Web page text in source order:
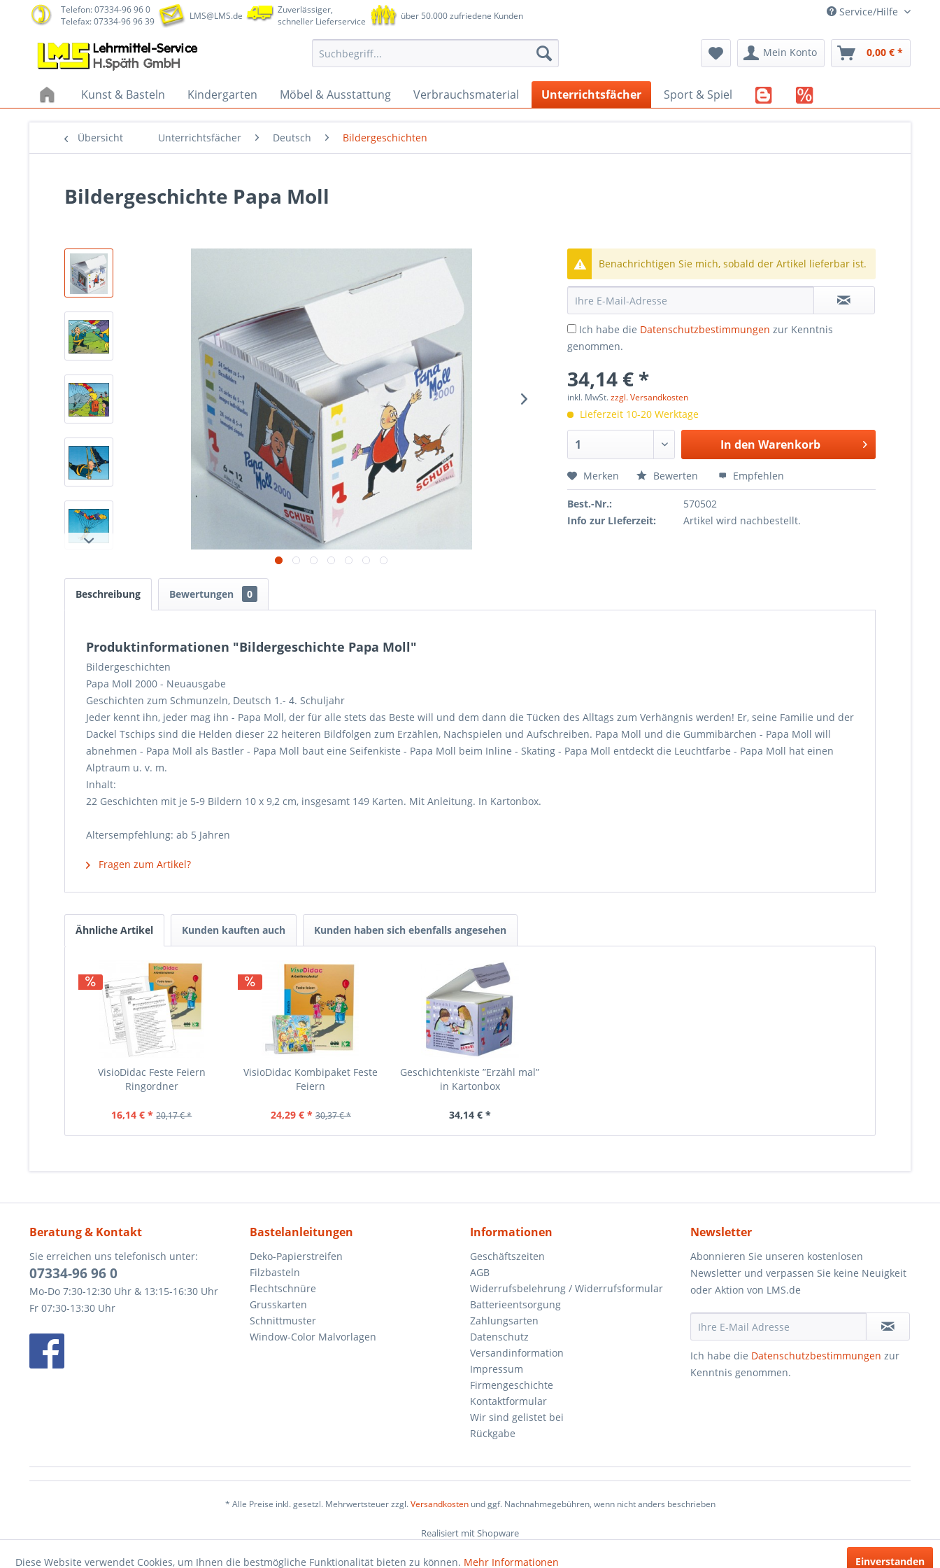
Telefon: 07334-96 96 0
Telefax: 07334-96 96 39
LMS@LMS.de
Zuverlässiger,
schneller Lieferservice
über 50.000 zufriedene Kunden Service/Hilfe
Mein Konto 0,00 € *
Kunst & Basteln Kindergarten Möbel & Ausstattung Verbrauchsmaterial Unterrichtsfächer Sport & Spiel
Übersicht Unterrichtsfächer Deutsch Bildergeschichten
Bildergeschichte Papa Moll
Benachrichtigen Sie mich, sobald der Artikel lieferbar ist.
Ich habe die Datenschutzbestimmungen zur Kenntnis
genommen.
34,14 € *
inkl. MwSt.zzgl. Versandkosten
Lieferzeit 10-20 Werktage
In den Warenkorb
Merken Bewerten Empfehlen
Best.-Nr.:
570502
Info zur LIeferzeit:
Artikel wird nachbestellt.
Beschreibung Bewertungen 0
Produktinformationen "Bildergeschichte Papa Moll"
Bildergeschichten
Papa Moll 2000 - Neuausgabe
Geschichten zum Schmunzeln, Deutsch 1.- 4. Schuljahr
Jeder kennt ihn, jeder mag ihn - Papa Moll, der für alle stets das Beste will und dem dann die Tücken des Alltags zum Verhängnis werden! Er, seine Familie und der
Dackel Tschips sind die Helden dieser 22 heiteren Bildfolgen zum Erzählen, Nachspielen und Aufschreiben. Papa Moll und die Gummibärchen - Papa Moll will
abnehmen - Papa Moll als Bastler - Papa Moll baut eine Seifenkiste - Papa Moll beim Inline - Skating - Papa Moll entdeckt die Leuchtfarbe - Papa Moll hat einen
Alptraum u. v. m.
Inhalt:
22 Geschichten mit je 5-9 Bildern 10 x 9,2 cm, insgesamt 149 Karten. Mit Anleitung. In Kartonbox.
Altersempfehlung: ab 5 Jahren
Fragen zum Artikel?
Ähnliche Artikel Kunden kauften auch Kunden haben sich ebenfalls angesehen
VisioDidac Feste Feiern
Ringordner
16,14 € * 20,17 € *
VisioDidac Kombipaket Feste
Feiern
24,29 € * 30,37 € *
Geschichtenkiste ”Erzähl mal”
in Kartonbox
34,14 € *
Beratung & Kontakt
Sie erreichen uns telefonisch unter:
07334-96 96 0
Mo-Do 7:30-12:30 Uhr & 13:15-16:30 Uhr
Fr 07:30-13:30 Uhr
Bastelanleitungen
Deko-Papierstreifen
Filzbasteln
Flechtschnüre
Grusskarten
Schnittmuster
Window-Color Malvorlagen
Informationen
Geschäftszeiten
AGB
Widerrufsbelehrung / Widerrufsformular
Batterieentsorgung
Zahlungsarten
Datenschutz
Versandinformation
Impressum
Firmengeschichte
Kontaktformular
Wir sind gelistet bei
Rückgabe
Newsletter
Abonnieren Sie unseren kostenlosen
Newsletter und verpassen Sie keine Neuigkeit
oder Aktion von LMS.de
Ich habe die Datenschutzbestimmungen zur
Kenntnis genommen.
* Alle Preise inkl. gesetzl. Mehrwertsteuer zzgl.Versandkostenund ggf. Nachnahmegebühren, wenn nicht anders beschrieben
Realisiert mit Shopware
Diese Website verwendet Cookies, um Ihnen die bestmögliche Funktionalität bieten zu können. Mehr Informationen Einverstanden